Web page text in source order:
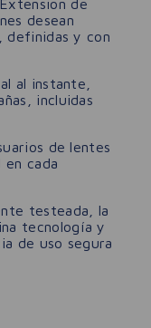
de
desean
definidas y con
al instante,
incluidas
de lentes
cada
testeada, la
tecnología y
de uso segura